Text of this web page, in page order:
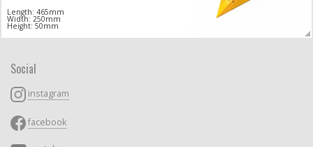
Length: 465mm
Width: 250mm
Height: 50mm
Social
instagram
facebook